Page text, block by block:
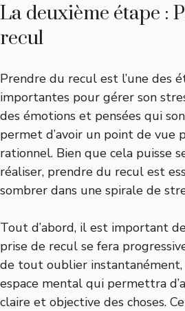
La deuxième étape :
recul
Prendre du recul est l’une des
importantes pour gérer son
des émotions et pensées qui
permet d’avoir un point de vue
rationnel. Bien que cela puisse
réaliser, prendre du recul est
sombrer dans une spirale de
Tout d’abord, il est important
prise de recul se fera
de tout oublier instantanément,
espace mental qui permettra
claire et objective des choses.